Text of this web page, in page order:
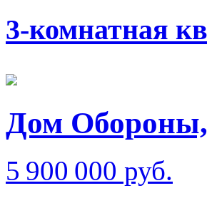
3-комнатная
Дом
5 900 000 руб.